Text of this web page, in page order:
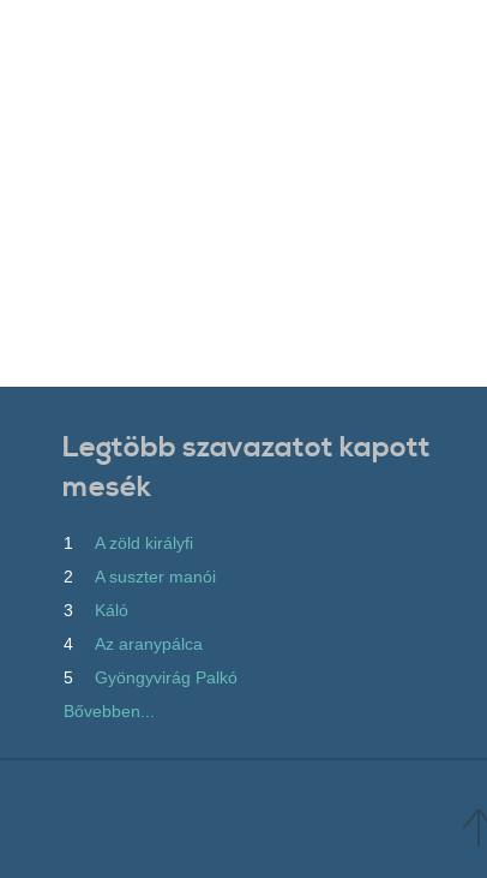
Legtöbb szavazatot kapott
mesék
1
A zöld királyfi
2
A suszter manói
3
Káló
4
Az aranypálca
5
Gyöngyvirág Palkó
Bővebben...